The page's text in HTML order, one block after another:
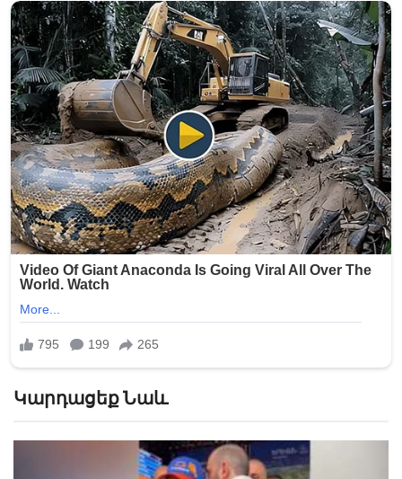
Կարդացեք Նաև